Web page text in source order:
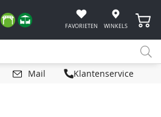
FAVORIETEN WINKELS
Mail Klantenservice